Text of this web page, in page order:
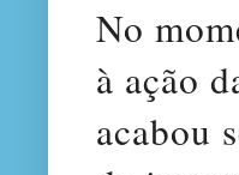
No
à ação
acabou